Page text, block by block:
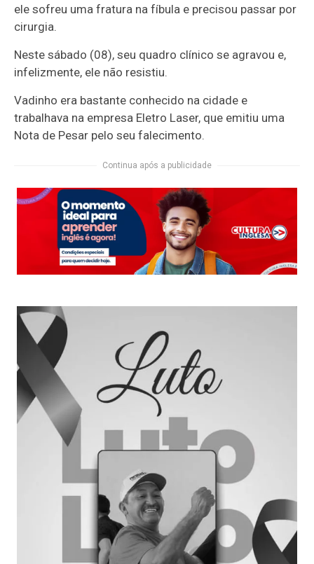
ele sofreu uma fratura na fíbula e precisou passar por
cirurgia.
Neste sábado (08), seu quadro clínico se agravou e,
infelizmente, ele não resistiu.
Vadinho era bastante conhecido na cidade e
trabalhava na empresa Eletro Laser, que emitiu uma
Nota de Pesar pelo seu falecimento.
Continua após a publicidade